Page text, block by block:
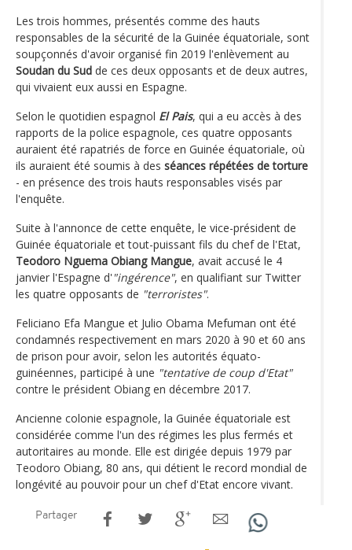
Les trois hommes, présentés comme des hauts
responsables de la sécurité de la Guinée équatoriale, sont
soupçonnés d'avoir organisé fin 2019 l'enlèvement au
Soudan du Sud de ces deux opposants et de deux autres,
qui vivaient eux aussi en Espagne.
Selon le quotidien espagnol El Pais, qui a eu accès à des
rapports de la police espagnole, ces quatre opposants
auraient été rapatriés de force en Guinée équatoriale, où
ils auraient été soumis à des séances répétées de torture
- en présence des trois hauts responsables visés par
l'enquête.
Suite à l'annonce de cette enquête, le vice-président de
Guinée équatoriale et tout-puissant fils du chef de l'Etat,
Teodoro Nguema Obiang Mangue, avait accusé le 4
janvier l'Espagne d' "ingérence", en qualifiant sur Twitter
les quatre opposants de "terroristes".
Feliciano Efa Mangue et Julio Obama Mefuman ont été
condamnés respectivement en mars 2020 à 90 et 60 ans
de prison pour avoir, selon les autorités équato-
guinéennes, participé à une "tentative de coup d'Etat"
contre le président Obiang en décembre 2017.
Ancienne colonie espagnole, la Guinée équatoriale est
considérée comme l'un des régimes les plus fermés et
autoritaires au monde. Elle est dirigée depuis 1979 par
Teodoro Obiang, 80 ans, qui détient le record mondial de
longévité au pouvoir pour un chef d'Etat encore vivant.
Partager